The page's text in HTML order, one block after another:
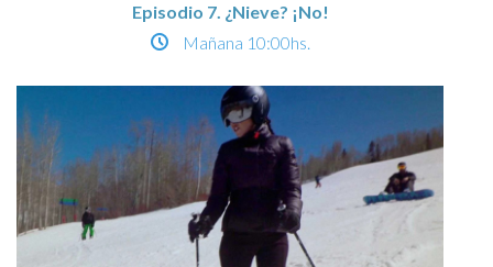
Episodio 7. ¿Nieve? ¡No!
Mañana 10:00hs.